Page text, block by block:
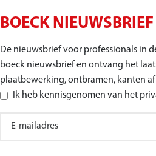
BOECK NIEUWSBRIEF
De nieuwsbrief voor professionals in
boeck nieuwsbrief en ontvang het
plaatbewerking, ontbramen, kanten
Ik heb kennisgenomen van het